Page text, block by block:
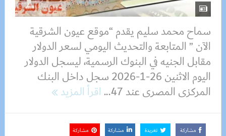
سماح محمد سليم يقدم “موقع عيون الشرقية
الآن ” المتابعة والتحديث اليومي لسعر الدولار
مقابل الجنيه في البنوك الرسمية، ليسجل الدولار
اليوم الاثنين 26-1-2026 سجل داخل البنك
المركزى المصرى عند 47...
اقرأ المزيد
مشاركة تغريدة مشاركة مشاركة